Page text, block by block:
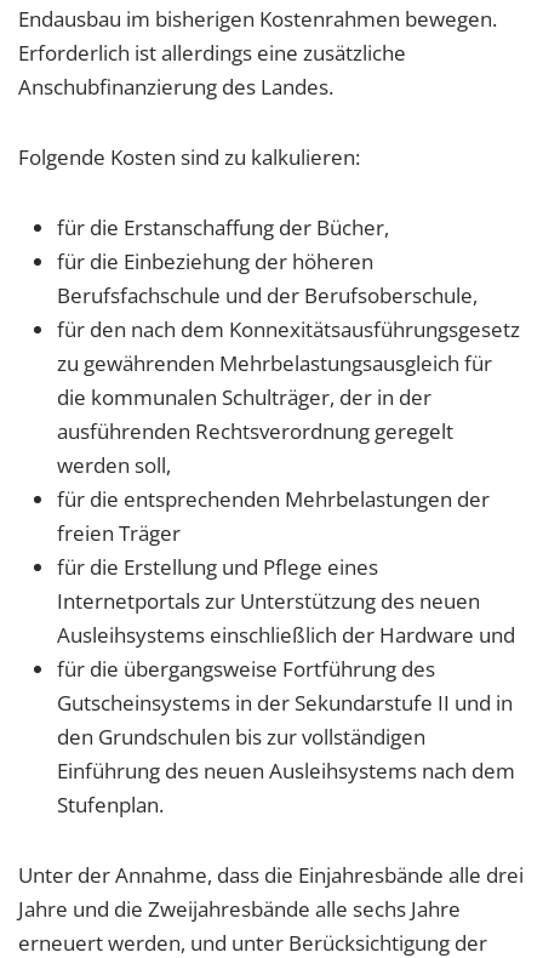
Endausbau im bisherigen Kostenrahmen bewegen.
Erforderlich ist allerdings eine zusätzliche
Anschubfinanzierung des Landes.
Folgende Kosten sind zu kalkulieren:
für die Erstanschaffung der Bücher,
für die Einbeziehung der höheren
Berufsfachschule und der Berufsoberschule,
für den nach dem Konnexitätsausführungsgesetz
zu gewährenden Mehrbelastungsausgleich für
die kommunalen Schulträger, der in der
ausführenden Rechtsverordnung geregelt
werden soll,
für die entsprechenden Mehrbelastungen der
freien Träger
für die Erstellung und Pflege eines
Internetportals zur Unterstützung des neuen
Ausleihsystems einschließlich der Hardware und
für die übergangsweise Fortführung des
Gutscheinsystems in der Sekundarstufe II und in
den Grundschulen bis zur vollständigen
Einführung des neuen Ausleihsystems nach dem
Stufenplan.
Unter der Annahme, dass die Einjahresbände alle drei
Jahre und die Zweijahresbände alle sechs Jahre
erneuert werden, und unter Berücksichtigung der